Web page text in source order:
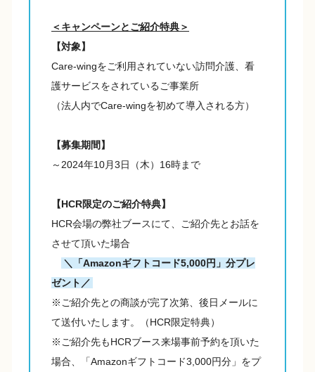
＜キャンペーンとご紹介特典＞
【対象】
Care-wingをご利用されていない訪問介護、看
護サービスをされているご事業所
（法人内でCare-wingを初めて導入される方）
【募集期間】
～2024年10月3日（木）16時まで
【HCR限定のご紹介特典】
HCR会場の弊社ブースにて、ご紹介先とお話を
させて頂いた場合
＼「Amazonギフトコード5,000円」分プレ
ゼント／
※ご紹介先との商談が完了次第、後日メールに
て送付いたします。（HCR限定特典）
※ご紹介先もHCRブース来場事前予約を頂いた
場合、「Amazonギフトコード3,000円分」をプ